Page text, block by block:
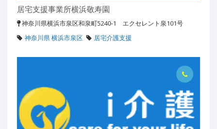
居宅支援事業所横浜敬寿園
神奈川県横浜市泉区和泉町5240-1 エクセレント泉101号
神奈川県 横浜市泉区
居宅介護支援